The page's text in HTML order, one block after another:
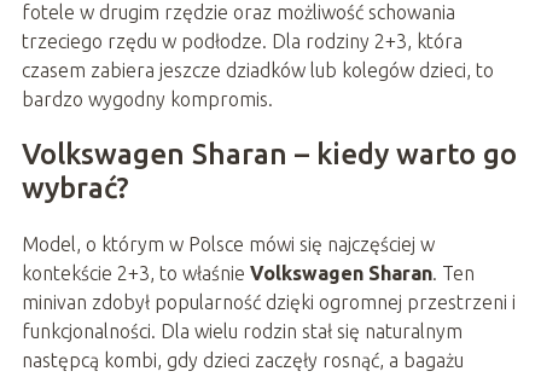
fotele w drugim rzędzie oraz możliwość schowania
trzeciego rzędu w podłodze. Dla rodziny 2+3, która
czasem zabiera jeszcze dziadków lub kolegów dzieci, to
bardzo wygodny kompromis.
Volkswagen Sharan – kiedy warto go
wybrać?
Model, o którym w Polsce mówi się najczęściej w
kontekście 2+3, to właśnie Volkswagen Sharan. Ten
minivan zdobył popularność dzięki ogromnej przestrzeni i
funkcjonalności. Dla wielu rodzin stał się naturalnym
następcą kombi, gdy dzieci zaczęły rosnąć, a bagażu